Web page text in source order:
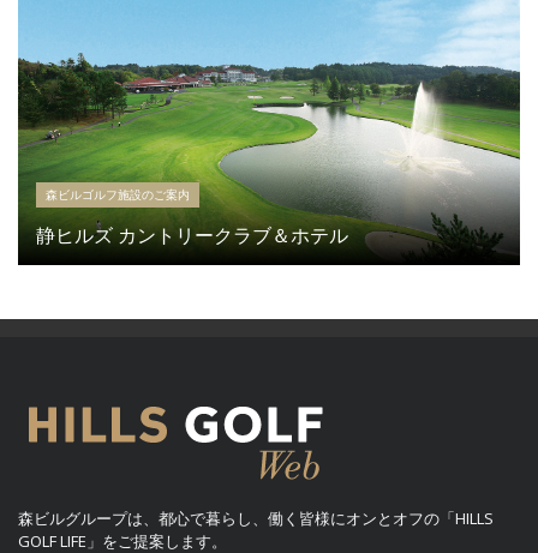
森ビルゴルフ施設のご案内
静ヒルズ カントリークラブ＆ホテル
森ビルグループは、都心で暮らし、働く皆様にオンとオフの「HILLS
GOLF LIFE」をご提案します。